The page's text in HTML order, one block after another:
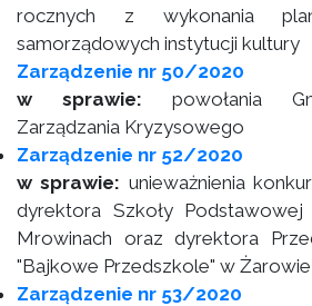
rocznych z wykonania
samorządowych instytucji kultury
Zarządzenie nr 50/2020
w sprawie: powołania
Zarządzania Kryzysowego
Zarządzenie nr 52/2020
w sprawie: unieważnienia
dyrektora Szkoły
Mrowinach oraz dyrektora
"Bajkowe Przedszkole" w Żarowie
Zarządzenie nr 53/2020